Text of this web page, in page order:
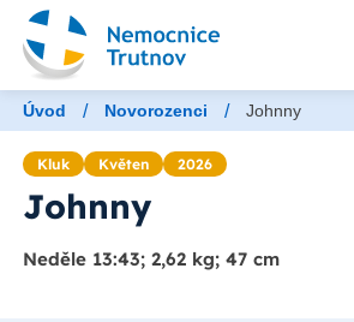
Úvod / Novorozenci / Johnny
Kluk Květen 2026
Johnny
Neděle 13:43; 2,62 kg; 47 cm